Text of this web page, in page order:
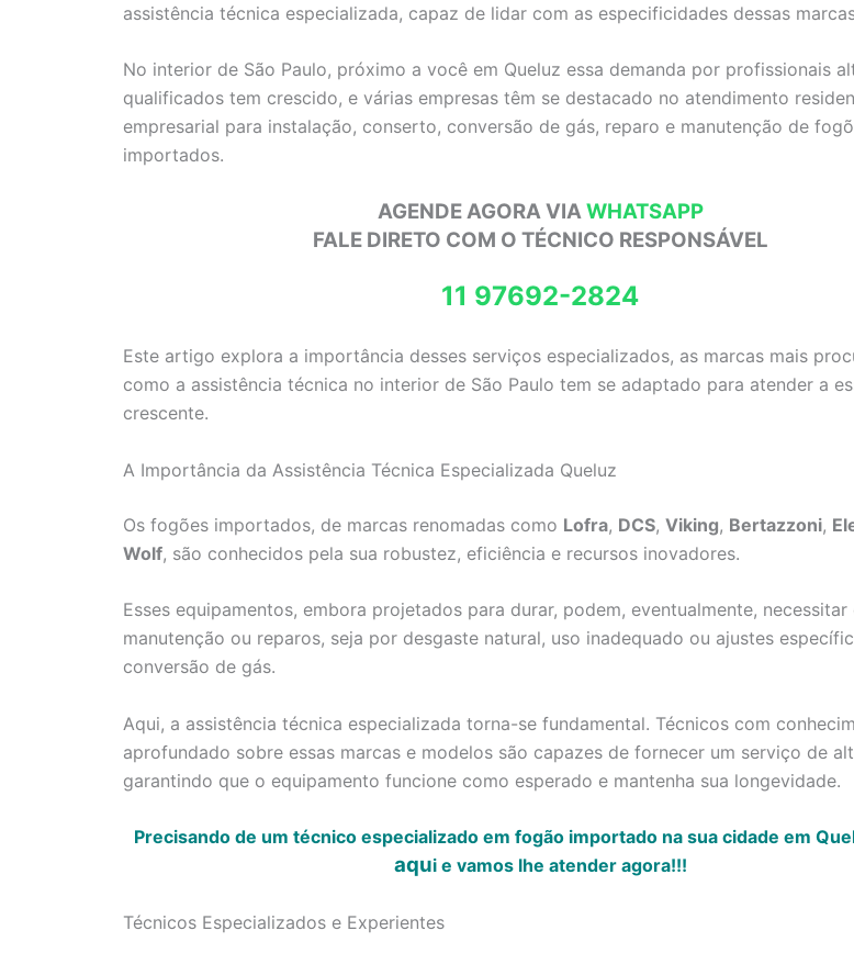
assistência técnica especializada, capaz de lidar com as especificidades dessas
No interior de São Paulo, próximo a você em Queluz essa demanda por profissionais
qualificados tem crescido, e várias empresas têm se destacado no atendimento
empresarial para instalação, conserto, conversão de gás, reparo e manutenção de
importados.
AGENDE AGORA VIAWHATSAPP
FALE DIRETO COM O TÉCNICO RESPONSÁVEL
11 97692-2824
Este artigo explora a importância desses serviços especializados, as marcas mais
como a assistência técnica no interior de São Paulo tem se adaptado para atender a
crescente.
A Importância da Assistência Técnica Especializada Queluz
Os fogões importados, de marcas renomadas como Lofra, DCS, Viking, Bertazzoni,
Wolf, são conhecidos pela sua robustez, eficiência e recursos inovadores.
Esses equipamentos, embora projetados para durar, podem, eventualmente, necessitar
manutenção ou reparos, seja por desgaste natural, uso inadequado ou ajustes
conversão de gás.
Aqui, a assistência técnica especializada torna-se fundamental. Técnicos com
aprofundado sobre essas marcas e modelos são capazes de fornecer um serviço de
garantindo que o equipamento funcione como esperado e mantenha sua longevidade.
Precisando de um técnico especializado em fogão importado na sua cidade em
aquie vamos lhe atender agora!!!
Técnicos Especializados e Experientes